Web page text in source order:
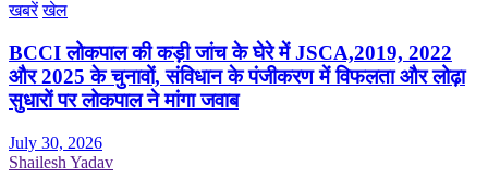
खबरें खेल
BCCI लोकपाल की कड़ी जांच के घेरे में JSCA,2019, 2022
और 2025 के चुनावों, संविधान के पंजीकरण में विफलता और लोढ़ा
सुधारों पर लोकपाल ने मांगा जवाब
July 30, 2026
Shailesh Yadav